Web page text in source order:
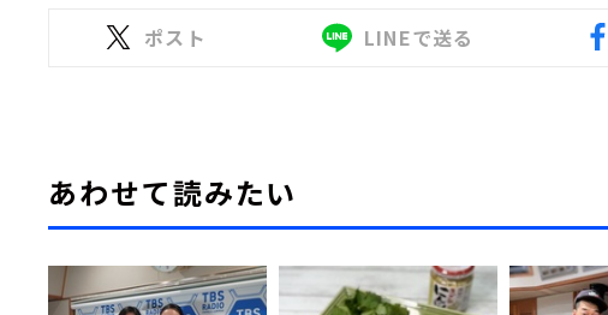
ポスト LINEで送る
あわせて読みたい